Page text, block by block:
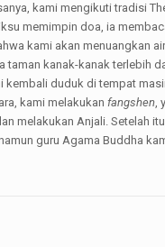
kami mengikuti tradisi
memimpin doa, ia
kami akan menuangkan
kanak-kanak terlebih
kembali duduk di tempat
kami melakukanfangshen,
melakukan Anjali. Setelah
guru Agama Buddha